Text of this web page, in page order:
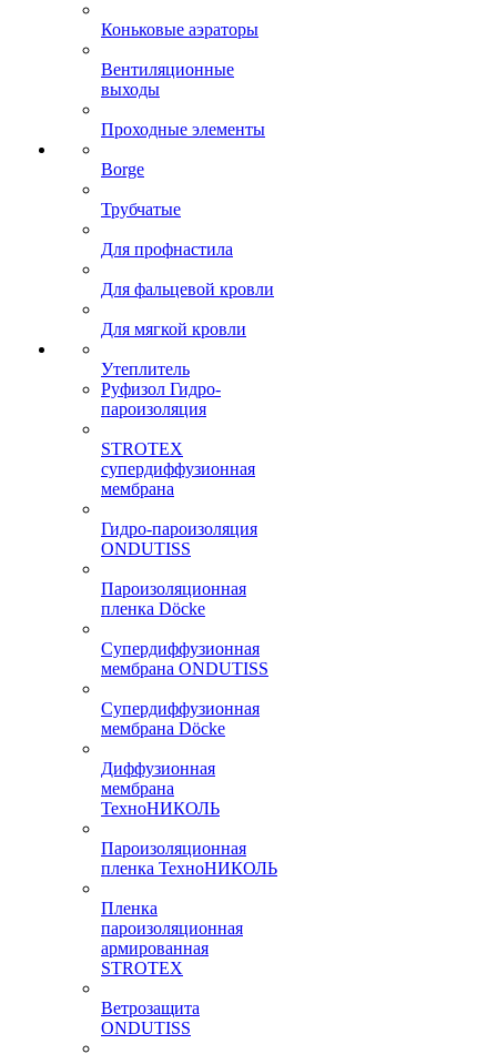
Коньковые аэраторы
Вентиляционные
выходы
Проходные элементы
Borge
Трубчатые
Для профнастила
Для фальцевой кровли
Для мягкой кровли
Утеплитель
Руфизол Гидро-
пароизоляция
STROTEX
супердиффузионная
мембрана
Гидро-пароизоляция
ONDUTISS
Пароизоляционная
пленка Döcke
Супердиффузионная
мембрана ONDUTISS
Супердиффузионная
мембрана Döcke
Диффузионная
мембрана
ТехноНИКОЛЬ
Пароизоляционная
пленка ТехноНИКОЛЬ
Пленка
пароизоляционная
армированная
STROTEX
Ветрозащита
ONDUTISS